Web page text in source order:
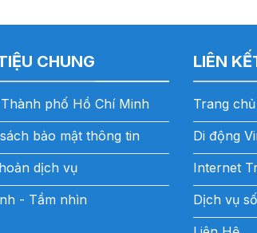
CHUNG
phố Hồ Chí Minh
bảo mật thông tin
dịch vụ
- Tầm nhìn
LIÊN
Trang chủ
Di động
Internet
Dịch vụ